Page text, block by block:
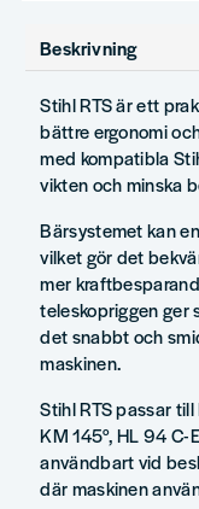
Beskrivning
Stihl RTS är ett
bättre ergonomi
med kompatibla
vikten och minska
Bärsystemet kan
vilket gör det
mer
teleskopriggen ger
det snabbt och
maskinen.
Stihl RTS passar till
KM 145°, HL 94
användbart vid
där maskinen